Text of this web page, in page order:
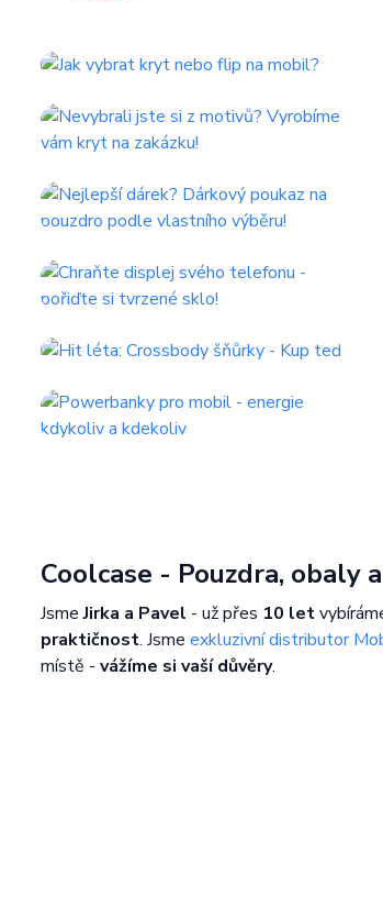
Coolcase - Pouzdra, obaly
JsmeJirka a Pavel - už přes 10 let
praktičnost. Jsme exkluzivní distributor
místě - vážíme si vaší důvěry.